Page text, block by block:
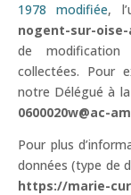
1978 modifiée,
nogent-sur-
de
collectées. Pour
notre Délégué à
0600020w@ac-
Pour plus
données (type de
https://marie-